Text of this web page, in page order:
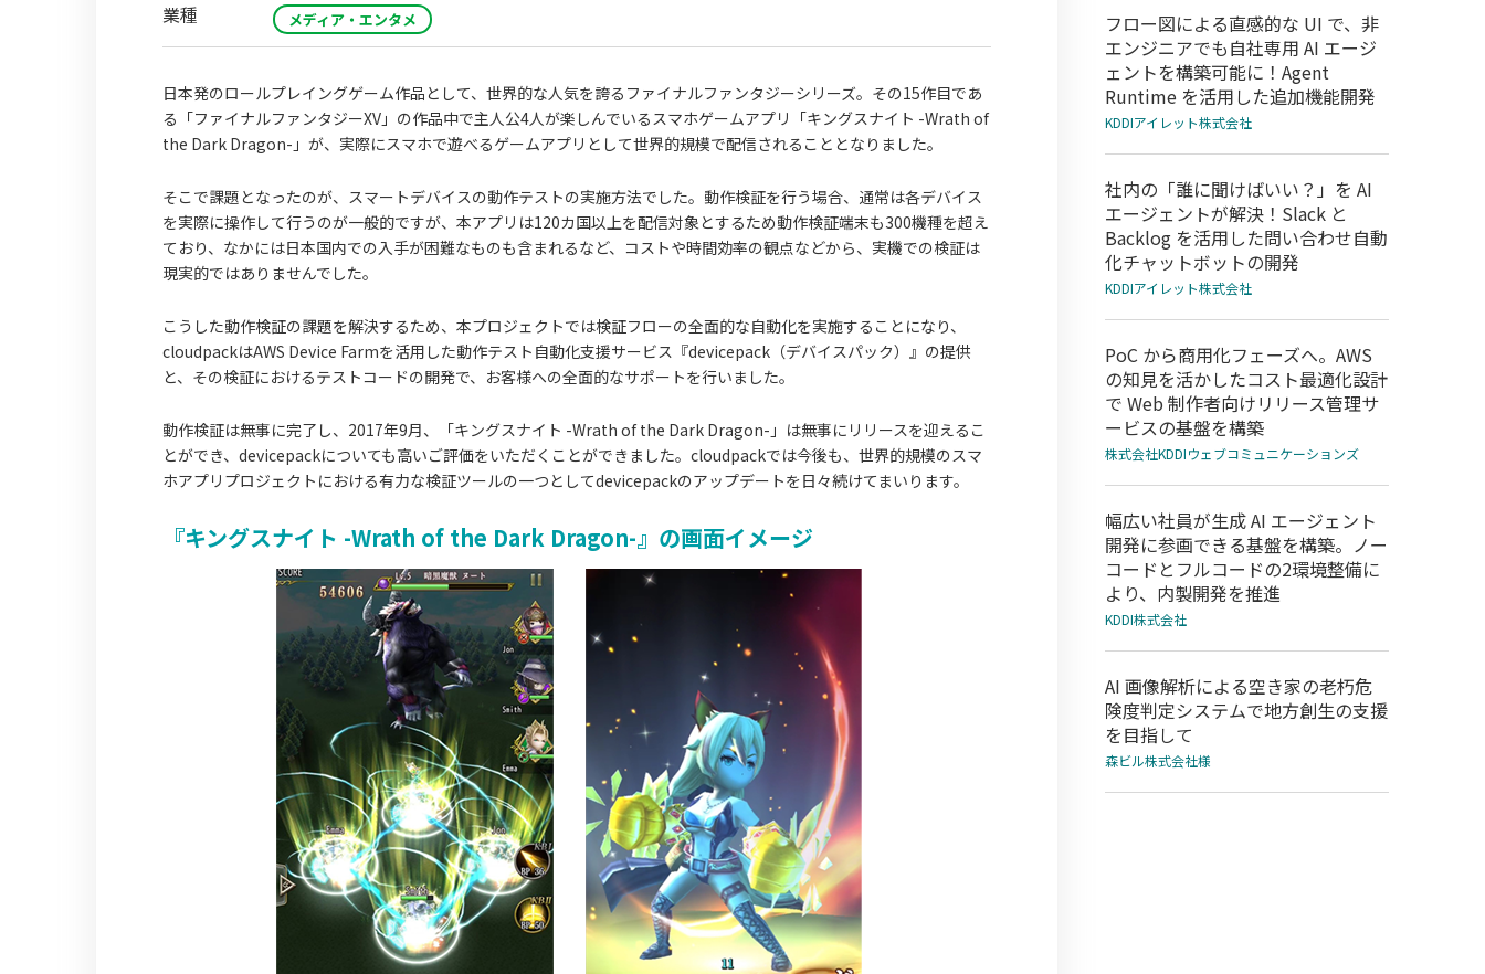
業種 メディア・エンタメ
日本発のロールプレイングゲーム作品として、世界的な人気を誇るファイナルファンタジーシリーズ。その15作目であ
る「ファイナルファンタジーXV」の作品中で主人公4人が楽しんでいるスマホゲームアプリ「キングスナイト -Wrath of
the Dark Dragon-」が、実際にスマホで遊べるゲームアプリとして世界的規模で配信されることとなりました。
そこで課題となったのが、スマートデバイスの動作テストの実施方法でした。動作検証を行う場合、通常は各デバイス
を実際に操作して行うのが一般的ですが、本アプリは120カ国以上を配信対象とするため動作検証端末も300機種を超え
ており、なかには日本国内での入手が困難なものも含まれるなど、コストや時間効率の観点などから、実機での検証は
現実的ではありませんでした。
こうした動作検証の課題を解決するため、本プロジェクトでは検証フローの全面的な自動化を実施することになり、
cloudpackはAWS Device Farmを活用した動作テスト自動化支援サービス『devicepack（デバイスパック）』の提供
と、その検証におけるテストコードの開発で、お客様への全面的なサポートを行いました。
動作検証は無事に完了し、2017年9月、「キングスナイト -Wrath of the Dark Dragon-」は無事にリリースを迎えるこ
とができ、devicepackについても高いご評価をいただくことができました。cloudpackでは今後も、世界的規模のスマ
ホアプリプロジェクトにおける有力な検証ツールの一つとしてdevicepackのアップデートを日々続けてまいります。
『キングスナイト -Wrath of the Dark Dragon-』の画面イメージ
フロー図による直感的な UI で、非
エンジニアでも自社専用 AI エージ
ェントを構築可能に！Agent
Runtime を活用した追加機能開発
KDDIアイレット株式会社
社内の「誰に聞けばいい？」を AI
エージェントが解決！Slack と
Backlog を活用した問い合わせ自動
化チャットボットの開発
KDDIアイレット株式会社
PoC から商用化フェーズへ。AWS
の知見を活かしたコスト最適化設計
で Web 制作者向けリリース管理サ
ービスの基盤を構築
株式会社KDDIウェブコミュニケーションズ
幅広い社員が生成 AI エージェント
開発に参画できる基盤を構築。ノー
コードとフルコードの2環境整備に
より、内製開発を推進
KDDI株式会社
AI 画像解析による空き家の老朽危
険度判定システムで地方創生の支援
を目指して
森ビル株式会社様